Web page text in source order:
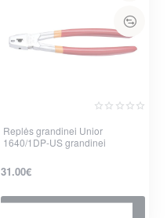
Replės grandinei Unior
1640/1DP-US grandinei
31.00€